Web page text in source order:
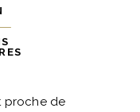
proche de